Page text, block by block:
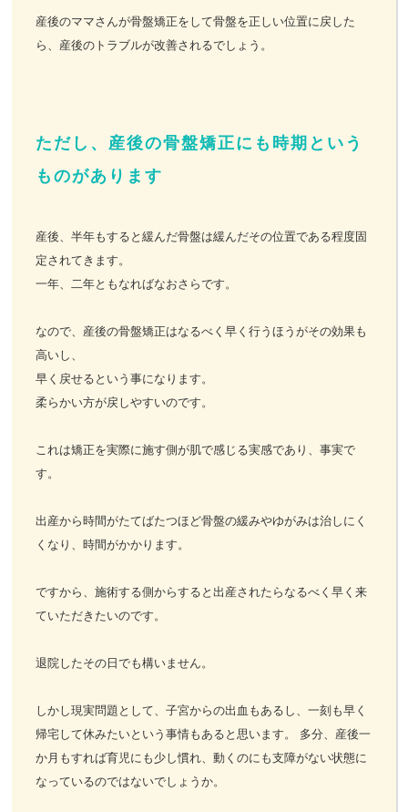
産後のママさんが骨盤矯正をして骨盤を正しい位置に戻した
ら、産後のトラブルが改善されるでしょう。
ただし、産後の骨盤矯正にも時期という
ものがあります
産後、半年もすると緩んだ骨盤は緩んだその位置である程度固
定されてきます。
一年、二年ともなればなおさらです。
なので、産後の骨盤矯正はなるべく早く行うほうがその効果も
高いし、
早く戻せるという事になります。
柔らかい方が戻しやすいのです。
これは矯正を実際に施す側が肌で感じる実感であり、事実で
す。
出産から時間がたてばたつほど骨盤の緩みやゆがみは治しにく
くなり、時間がかかります。
ですから、施術する側からすると出産されたらなるべく早く来
ていただきたいのです。
退院したその日でも構いません。
しかし現実問題として、子宮からの出血もあるし、一刻も早く
帰宅して休みたいという事情もあると思います。 多分、産後一
か月もすれば育児にも少し慣れ、動くのにも支障がない状態に
なっているのではないでしょうか。